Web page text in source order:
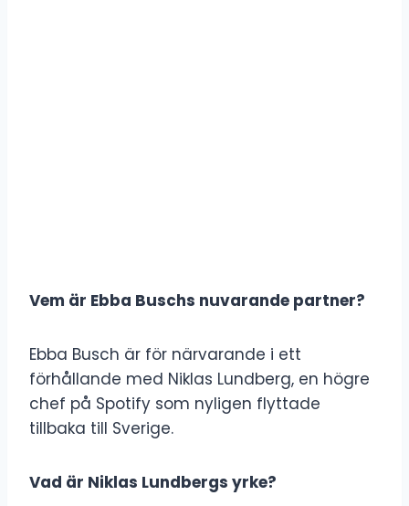
Vem är Ebba Buschs nuvarande partner?
Ebba Busch är för närvarande i ett
förhållande med Niklas Lundberg, en högre
chef på Spotify som nyligen flyttade
tillbaka till Sverige.
Vad är Niklas Lundbergs yrke?